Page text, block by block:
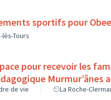
sportifs pour
lès-Tours
pour recevoir les
Murmur’ânes
de vie La Roche-